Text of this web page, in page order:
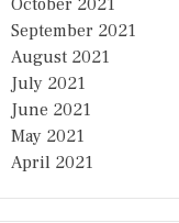
October 2021
September 2021
August 2021
July 2021
June 2021
May 2021
April 2021